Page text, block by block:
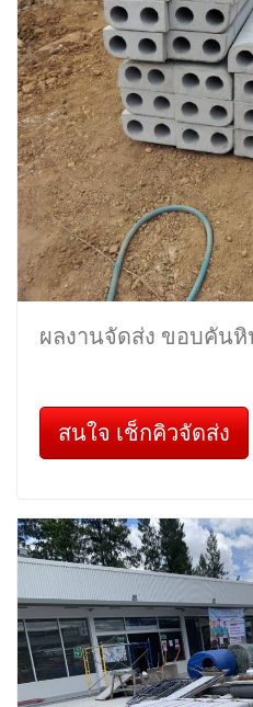
ผลงานจัดส่ง ขอบคัน
สนใจ เช็กคิวจัดส่ง